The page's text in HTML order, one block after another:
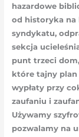
hazardowe
od historyka na
syndykatu,
sekcja
punt trzeci
które tajny plan
wypłaty przy
zaufaniu i
Używamy
pozwalamy na